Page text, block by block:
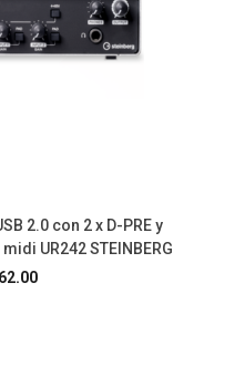
2.0 con 2 x D-PRE y
UR242 STEINBERG